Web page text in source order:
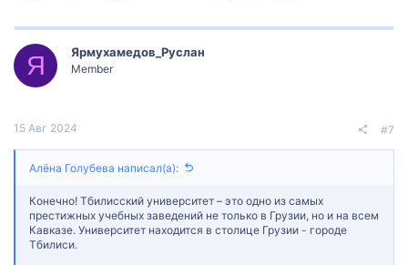
Я Ярмухамедов_Руслан
Member
15 Авг 2024 #7
Алëна Голубева написал(а):
Конечно! Тбилисский университет – это одно из самых
престижных учебных заведений не только в Грузии, но и на всем
Кавказе. Университет находится в столице Грузии - городе
Тбилиси.